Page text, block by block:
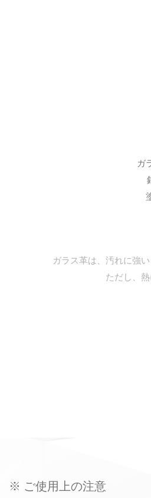
ガ
ガラス革は、汚れに強
ただし、
※ ご使用上の注意